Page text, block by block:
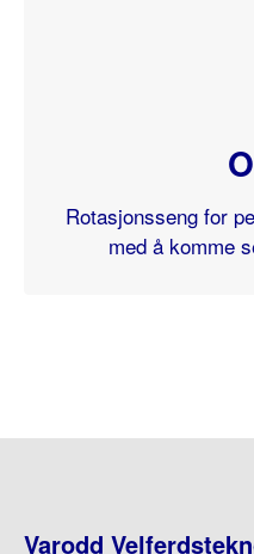
Rotasjonsseng for
med å komme
Varodd